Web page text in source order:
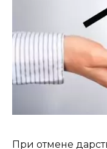
При отмене